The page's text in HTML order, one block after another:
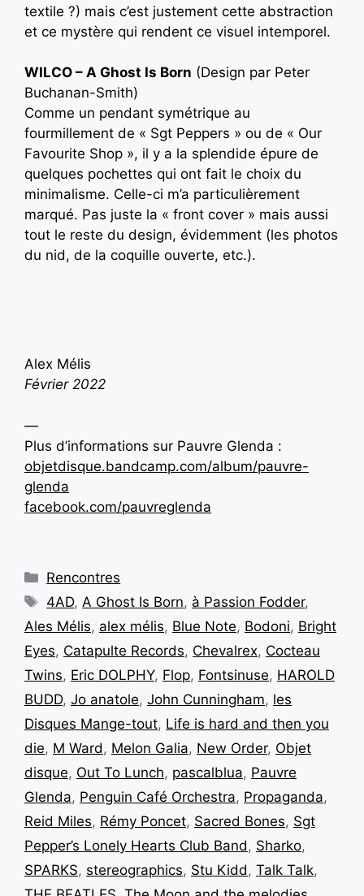
textile ?) mais c’est justement cette abstraction
et ce mystère qui rendent ce visuel intemporel.
WILCO – A Ghost Is Born (Design par Peter
Buchanan-Smith)
Comme un pendant symétrique au
fourmillement de « Sgt Peppers » ou de « Our
Favourite Shop », il y a la splendide épure de
quelques pochettes qui ont fait le choix du
minimalisme. Celle-ci m’a particulièrement
marqué. Pas juste la « front cover » mais aussi
tout le reste du design, évidemment (les photos
du nid, de la coquille ouverte, etc.).
Alex Mélis
Février 2022
—
Plus d’informations sur Pauvre Glenda :
objetdisque.bandcamp.com/album/pauvre-
glenda
facebook.com/pauvreglenda
Rencontres
4AD,A Ghost Is Born, à Passion Fodder,
Ales Mélis, alex mélis, Blue Note, Bodoni, Bright
Eyes, Catapulte Records, Chevalrex, Cocteau
Twins, Eric DOLPHY, Flop, Fontsinuse, HAROLD
BUDD, Jo anatole, John Cunningham, les
Disques Mange-tout, Life is hard and then you
die, M Ward, Melon Galia, New Order, Objet
disque, Out To Lunch, pascalblua, Pauvre
Glenda, Penguin Café Orchestra, Propaganda,
Reid Miles, Rémy Poncet, Sacred Bones, Sgt
Pepper’s Lonely Hearts Club Band, Sharko,
SPARKS, stereographics, Stu Kidd, Talk Talk,